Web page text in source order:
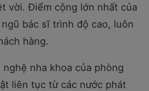
vời. Điểm cộng lớn nhất của
bác sĩ trình độ cao, luôn
hàng.
nha khoa của phòng
liên tục từ các nước phát